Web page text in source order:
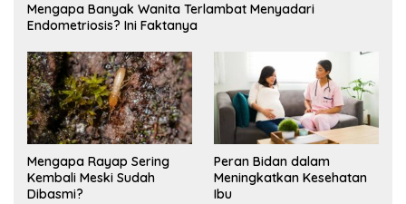
Mengapa Banyak Wanita Terlambat Menyadari
Endometriosis? Ini Faktanya
Mengapa Rayap Sering
Kembali Meski Sudah
Dibasmi?
Peran Bidan dalam
Meningkatkan Kesehatan
Ibu